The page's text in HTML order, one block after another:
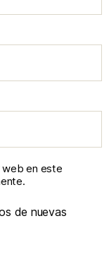
web en este
de nuevas